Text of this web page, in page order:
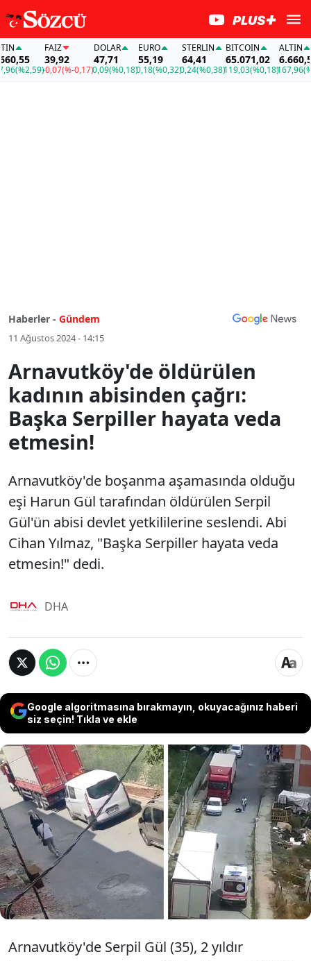
(%2,59)
FAİZ
39,92
-0,07(%-0,17)
DOLAR
47,71
0,09(%0,18)
EURO
55,19
0,18(%0,32)
STERLIN
64,41
0,24(%0,38)
BITCOIN
65.071,02
119,03(%0,18)
ALTIN
6.660,55
167,96
Haberler - Gündem
11 Ağustos 2024 - 14:15
Arnavutköy'de öldürülen
kadının abisinden çağrı:
Başka Serpiller hayata veda
etmesin!
Arnavutköy'de boşanma aşamasında olduğu
eşi Harun Gül tarafından öldürülen Serpil
Gül'ün abisi devlet yetkililerine seslendi. Abi
Cihan Yılmaz, "Başka Serpiller hayata veda
etmesin!" dedi.
DHA
Google algoritmasına bırakmayın, okuyacağınız haberi
siz seçin! Tıkla ve ekle
Arnavutköy'de boşanma aşamasında olduğu
eşi Harun Gül tarafından öldürülen Serpil
Gül'ün abisi devlet yetkililerine seslendi. Abi
Cihan Yılmaz, "Başka Serpiller hayata veda
etmesin!" dedi.
Arnavutköy'de Serpil Gül (35), 2 yıldır